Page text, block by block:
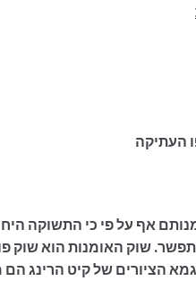
להתפרנס מהאומנותם אף על פי כי
שוק האומנות הוא שוק
הציורים של קיט הרינג